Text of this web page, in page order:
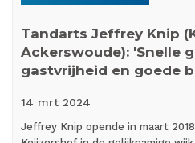
Tandarts Jeffrey Knip
Ackerswoude): 'Snelle
gastvrijheid en goede
14 mrt 2024
Jeffrey Knip opende in maart